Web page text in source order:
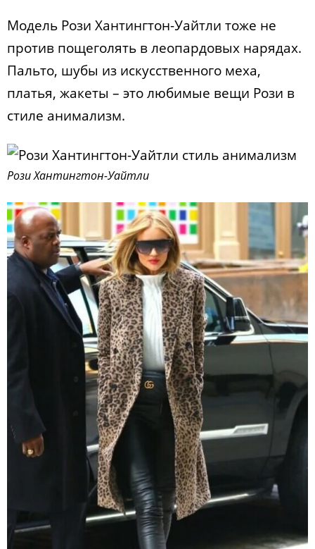
Модель Рози Хантингтон-Уайтли тоже не
против пощеголять в леопардовых нарядах.
Пальто, шубы из искусственного меха,
платья, жакеты – это любимые вещи Рози в
стиле анимализм.
Рози Хантингтон-Уайтли